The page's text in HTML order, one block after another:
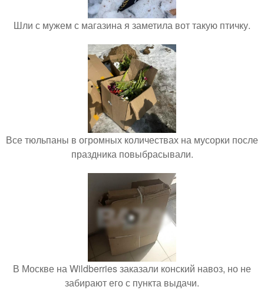
Шли с мужем с магазина я заметила вот такую птичку.
Все тюльпаны в огромных количествах на мусорки после
праздника повыбрасывали.
В Москве на Wildberries заказали конский навоз, но не
забирают его с пункта выдачи.